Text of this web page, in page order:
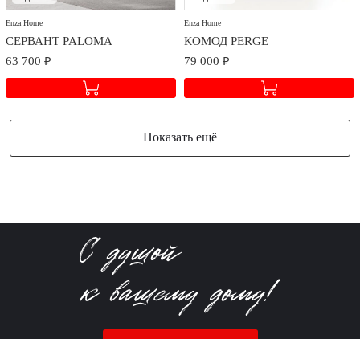
Enza Home
СЕРВАНТ PALOMA
63 700 ₽
Enza Home
КОМОД PERGE
79 000 ₽
Показать ещё